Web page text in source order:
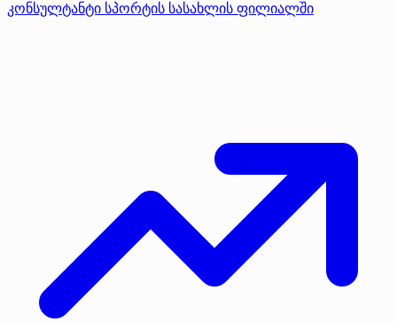
კონსულტანტი სპორტის სასახლის ფილიალში